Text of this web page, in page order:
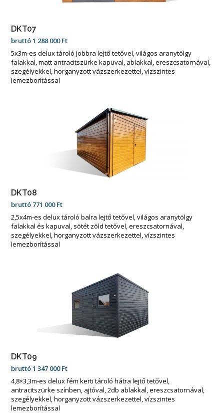
DKT07
bruttó1 288 000Ft
5x3m-es delux tároló jobbra lejtő tetővel, világos aranytölgy
falakkal, matt antracitszürke kapuval, ablakkal, ereszcsatornával,
szegélyekkel, horganyzott vázszerkezettel, vízszintes
lemezborítással
DKT08
bruttó 771 000Ft
2,5x4m-es delux tároló balra lejtő tetővel, világos aranytölgy
falakkal és kapuval, sötét zöld tetővel, ereszcsatornával,
szegélyekkel, horganyzott vázszerkezettel, vízszintes
lemezborítással
DKT09
bruttó1 347 000Ft
4,8×3,3m-es delux fém kerti tároló hátra lejtő tetővel,
antracitszürke színben, ajtóval, 2db ablakkal, ereszcsatornával,
szegélyekkel, horganyzott vázszerkezettel, vízszintes
lemezborítással